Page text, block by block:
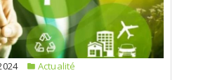
Actualité